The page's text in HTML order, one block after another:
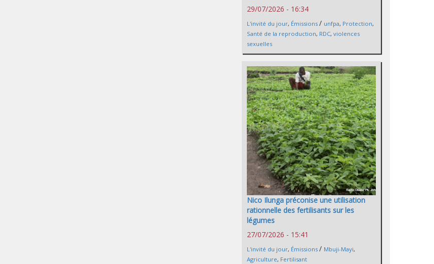
29/07/2026 - 16:34
L'invité du jour, Émissions / unfpa, Protection,
Santé de la reproduction, RDC, violences
sexuelles
Nico Ilunga préconise une utilisation
rationnelle des fertilisants sur les
légumes
27/07/2026 - 15:41
L'invité du jour, Émissions / Mbuji-Mayi,
Agriculture, Fertilisant